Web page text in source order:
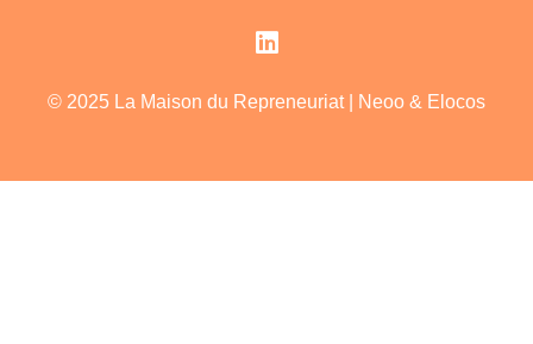
© 2025 La Maison du Repreneuriat | Neoo & Elocos